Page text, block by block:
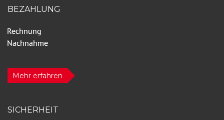
BEZAHLUNG
Mehr erfahren
SICHERHEIT